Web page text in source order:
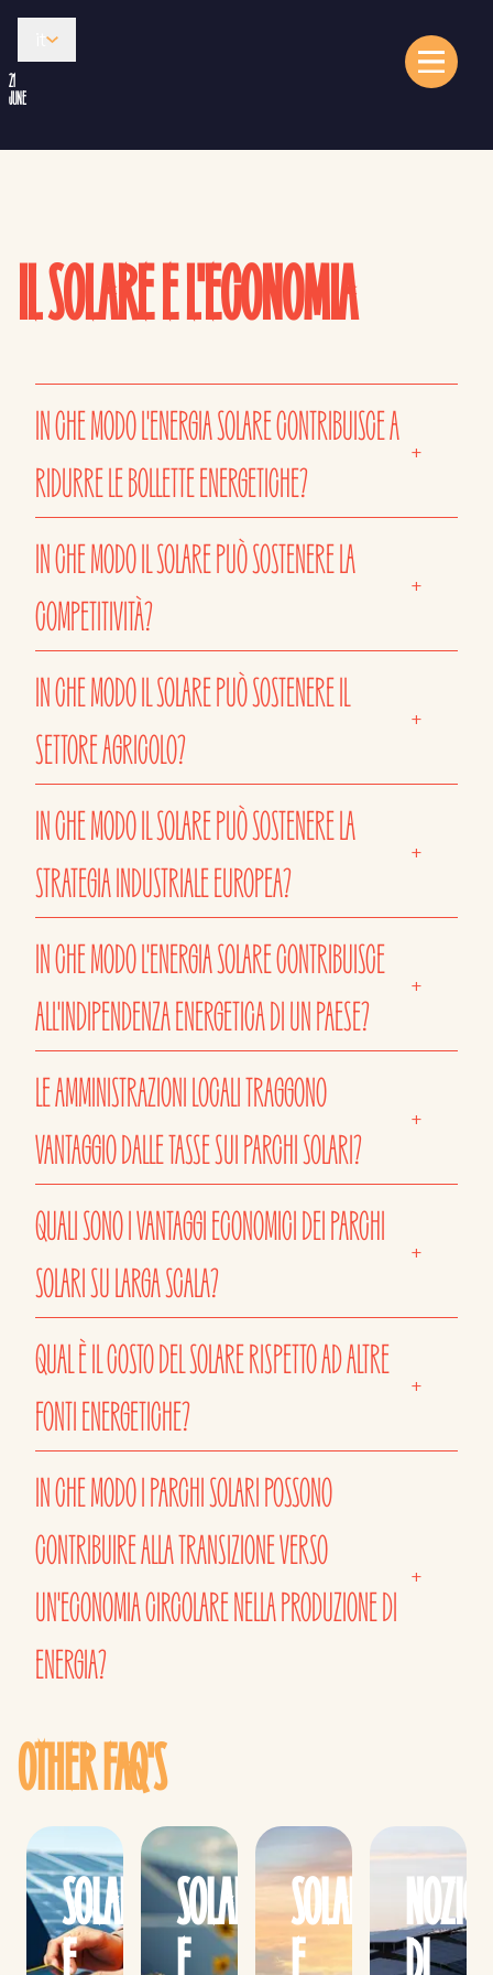
21
JUNE
IL SOLARE E L'ECONOMIA
IN CHE MODO L'ENERGIA SOLARE CONTRIBUISCE A
RIDURRE LE BOLLETTE ENERGETICHE?
+
IN CHE MODO IL SOLARE PUÒ SOSTENERE LA
COMPETITIVITÀ?
+
IN CHE MODO IL SOLARE PUÒ SOSTENERE IL
SETTORE AGRICOLO?
+
IN CHE MODO IL SOLARE PUÒ SOSTENERE LA
STRATEGIA INDUSTRIALE EUROPEA?
+
IN CHE MODO L'ENERGIA SOLARE CONTRIBUISCE
ALL'INDIPENDENZA ENERGETICA DI UN PAESE?
+
LE AMMINISTRAZIONI LOCALI TRAGGONO
VANTAGGIO DALLE TASSE SUI PARCHI SOLARI?
+
QUALI SONO I VANTAGGI ECONOMICI DEI PARCHI
SOLARI SU LARGA SCALA?
+
QUAL È IL COSTO DEL SOLARE RISPETTO AD ALTRE
FONTI ENERGETICHE?
+
IN CHE MODO I PARCHI SOLARI POSSONO
CONTRIBUIRE ALLA TRANSIZIONE VERSO
UN'ECONOMIA CIRCOLARE NELLA PRODUZIONE DI
ENERGIA?
+
OTHER FAQ'S
SOLARE SOLARE SOLARE